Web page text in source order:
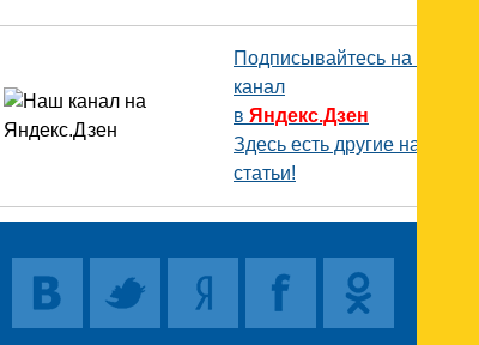
Подписывайтесь на наш
канал
в Яндекс.Дзен
Здесь есть другие наши
статьи!